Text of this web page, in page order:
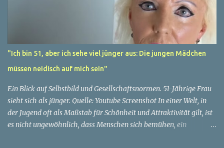
"Ich bin 51, aber ich sehe viel jünger aus: Die jungen Mädchen
müssen neidisch auf mich sein"
Ein Blick auf Selbstbild und Gesellschaftsnormen. 51-Jährige Frau
sieht sich als jünger. Quelle: Youtube Screenshot In einer Welt, in
der Jugend oft als Maßstab für Schönheit und Attraktivität gilt, ist
es nicht ungewöhnlich, dass Menschen sich bemühen, ein